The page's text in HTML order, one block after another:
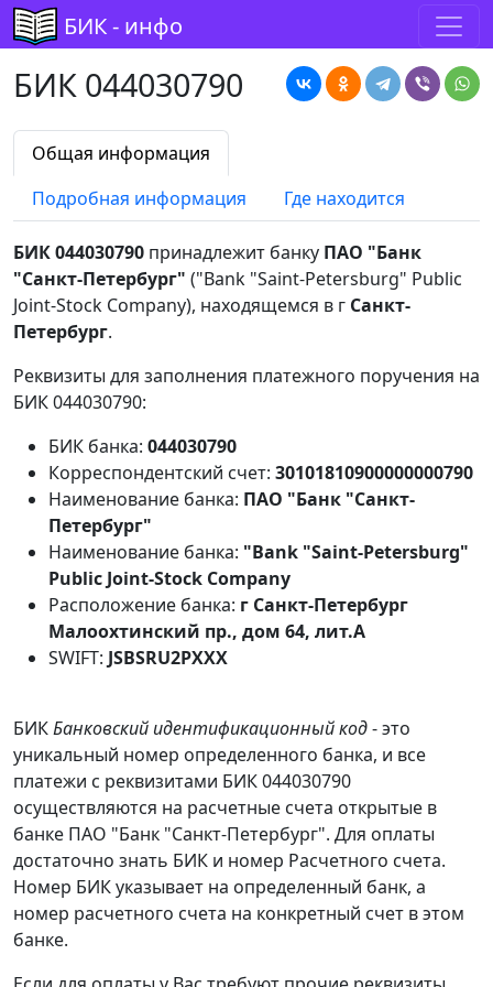
БИК - инфо
БИК 044030790
Общая информация
Подробная информация
Где находится
БИК 044030790 принадлежит банку ПАО "Банк
"Санкт-Петербург" ("Bank "Saint-Petersburg" Public
Joint-Stock Company), находящемся в г Санкт-
Петербург.
Реквизиты для заполнения платежного поручения на
БИК 044030790:
БИК банка: 044030790
Корреспондентский счет: 30101810900000000790
Наименование банка: ПАО "Банк "Санкт-
Петербург"
Наименование банка: "Bank "Saint-Petersburg"
Public Joint-Stock Company
Расположение банка: г Санкт-Петербург
Малоохтинский пр., дом 64, лит.А
SWIFT: JSBSRU2PXXX
БИКБанковский идентификационный код- это
уникальный номер определенного банка, и все
платежи с реквизитами БИК 044030790
осуществляются на расчетные счета открытые в
банке ПАО "Банк "Санкт-Петербург". Для оплаты
достаточно знать БИК и номер Расчетного счета.
Номер БИК указывает на определенный банк, а
номер расчетного счета на конкретный счет в этом
банке.